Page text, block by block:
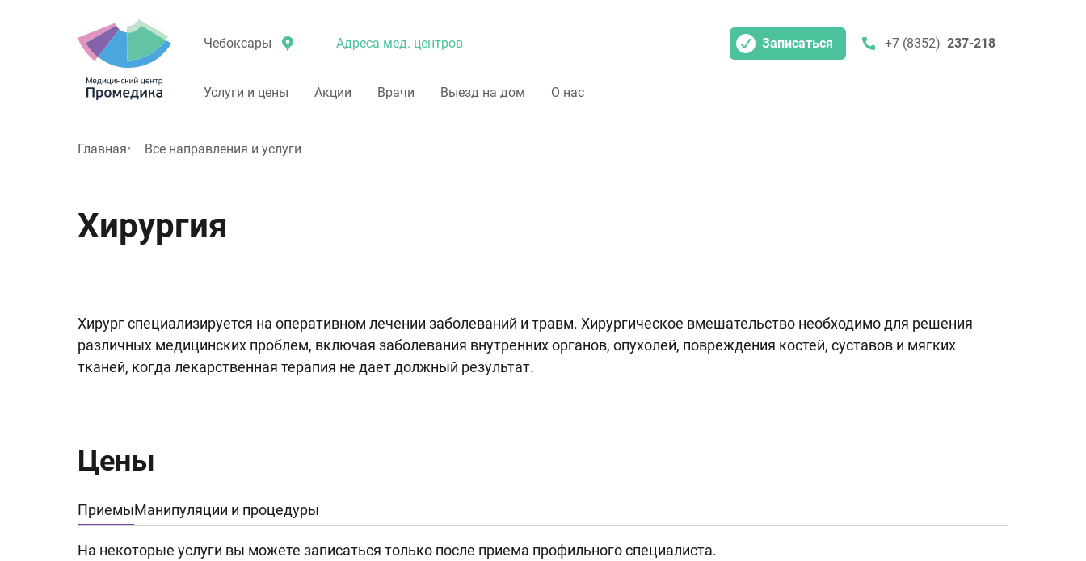
Чебоксары Адреса мед. центров Записаться +7 (8352) 237-218
Услуги и цены Акции Врачи Выезд на дом О нас
Главная Все направления и услуги
Хирургия
Хирург специализируется на оперативном лечении заболеваний и травм. Хирургическое вмешательство необходимо для решения
различных медицинских проблем, включая заболевания внутренних органов, опухолей, повреждения костей, суставов и мягких
тканей, когда лекарственная терапия не дает должный результат.
Цены
ПриемыМанипуляции и процедуры
На некоторые услуги вы можете записаться только после приема профильного специалиста.